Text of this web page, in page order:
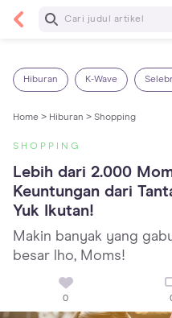
Baca
Hiburan K-Wave
Home > Hiburan > Shopping
SHOPPING
Lebih dari 2.000
Keuntungan dari
Yuk Ikutan!
Makin banyak yang
besar lho, Moms!
0